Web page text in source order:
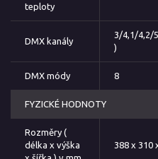
teploty
DMX kanály
3/4,1/4,2/
)
DMX módy 8
FYZICKÉ HODNOTY
Rozměry (
délka x výška
388 x 310